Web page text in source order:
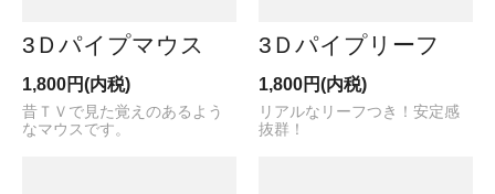
3Ｄパイプマウス
1,800円(内税)
昔ＴＶで見た覚えのあるよう
なマウスです。
3Ｄパイプリーフ
1,800円(内税)
リアルなリーフつき！安定感
抜群！